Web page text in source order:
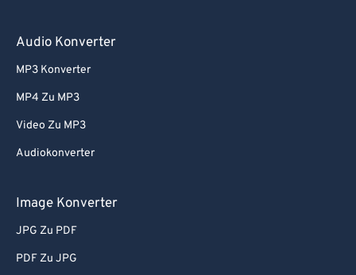
Audio Konverter
MP3 Konverter
MP4 Zu MP3
Video Zu MP3
Audiokonverter
Image Konverter
JPG Zu PDF
PDF Zu JPG